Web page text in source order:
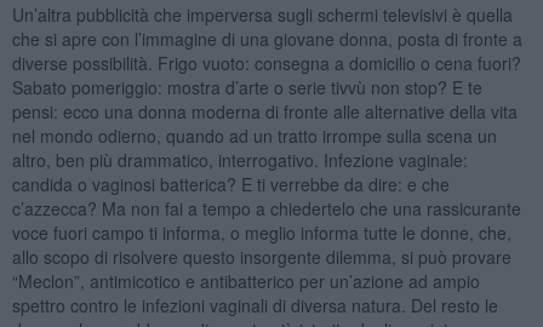
Un’altra pubblicità che imperversa sugli schermi televisivi è quella
che si apre con l’immagine di una giovane donna, posta di fronte a
diverse possibilità. Frigo vuoto: consegna a domicilio o cena fuori?
Sabato pomeriggio: mostra d’arte o serie tivvù non stop? E te
pensi: ecco una donna moderna di fronte alle alternative della vita
nel mondo odierno, quando ad un tratto irrompe sulla scena un
altro, ben più drammatico, interrogativo. Infezione vaginale:
candida o vaginosi batterica? E ti verrebbe da dire: e che
c’azzecca? Ma non fai a tempo a chiedertelo che una rassicurante
voce fuori campo ti informa, o meglio informa tutte le donne, che,
allo scopo di risolvere questo insorgente dilemma, si può provare
“Meclon”, antimicotico e antibatterico per un’azione ad ampio
spettro contro le infezioni vaginali di diversa natura. Del resto le